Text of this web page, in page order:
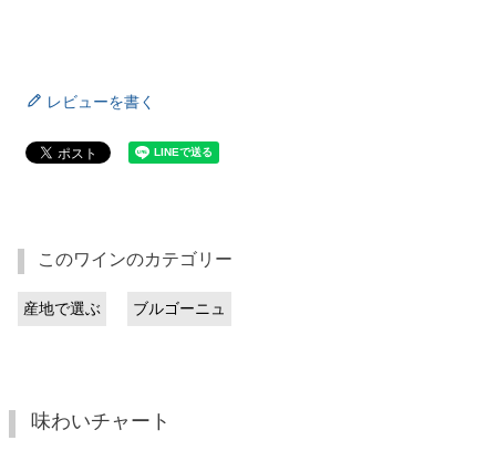
レビューを書く
このワインのカテゴリー
産地で選ぶ ブルゴーニュ
味わいチャート